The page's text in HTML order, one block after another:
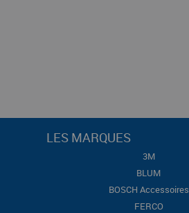
LES MARQUES
3M
BLUM
BOSCH Accessoires
FERCO